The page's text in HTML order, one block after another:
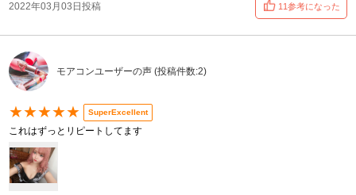
2022年03月03日投稿 11参考になった
モアコンユーザーの声 (投稿件数:2)
★★★★★ SuperExcellent
これはずっとリピートしてます